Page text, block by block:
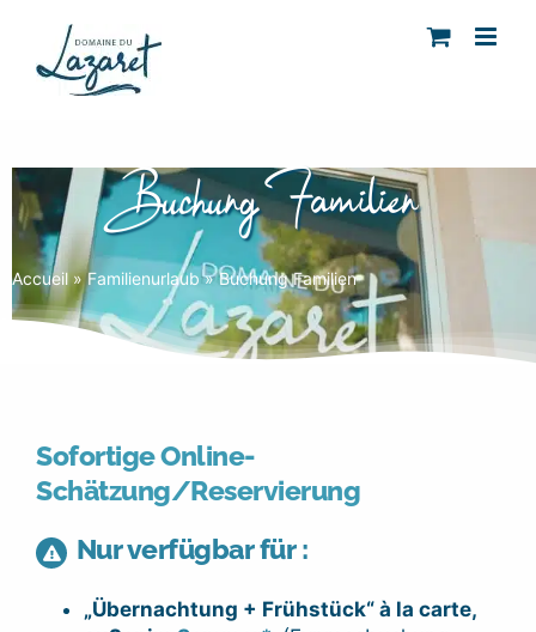
content
Buchung Familien
Accueil»Familienurlaub»Buchung Familien
Sofortige Online-
Schätzung/Reservierung
Nur verfügbar für :
„Übernachtung + Frühstück“ à la carte,